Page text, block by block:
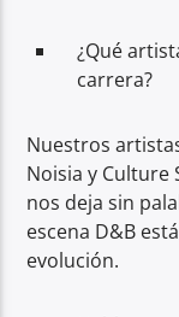
¿Qué
carrera?
Nuestros
Noisia y Culture
nos deja sin
escena D&B
evolución.